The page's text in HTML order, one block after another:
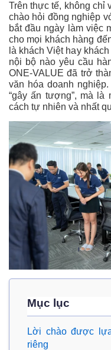
Trên thực tế, không chỉ
chào hỏi đồng nghiệp
bắt đầu ngày làm việc
cho mọi khách hàng
là khách Việt hay
nội bộ nào yêu cầu
ONE-VALUE đã trở
văn hóa doanh
“gây ấn tượng”, mà
cách tự nhiên và nhất
Mục lục
Lời chào được
riêng